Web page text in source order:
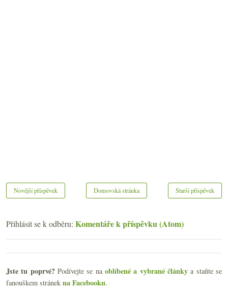
Novější příspěvek Starší příspěvek
Domovská stránka
Přihlásit se k odběru: Komentáře k příspěvku (Atom)
Jste tu poprvé?Podívejte se naoblíbené a vybrané články a staňte se
fanouškem stránek na Facebooku.